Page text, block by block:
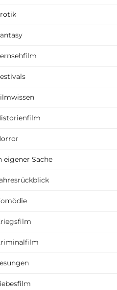
eigener Sache